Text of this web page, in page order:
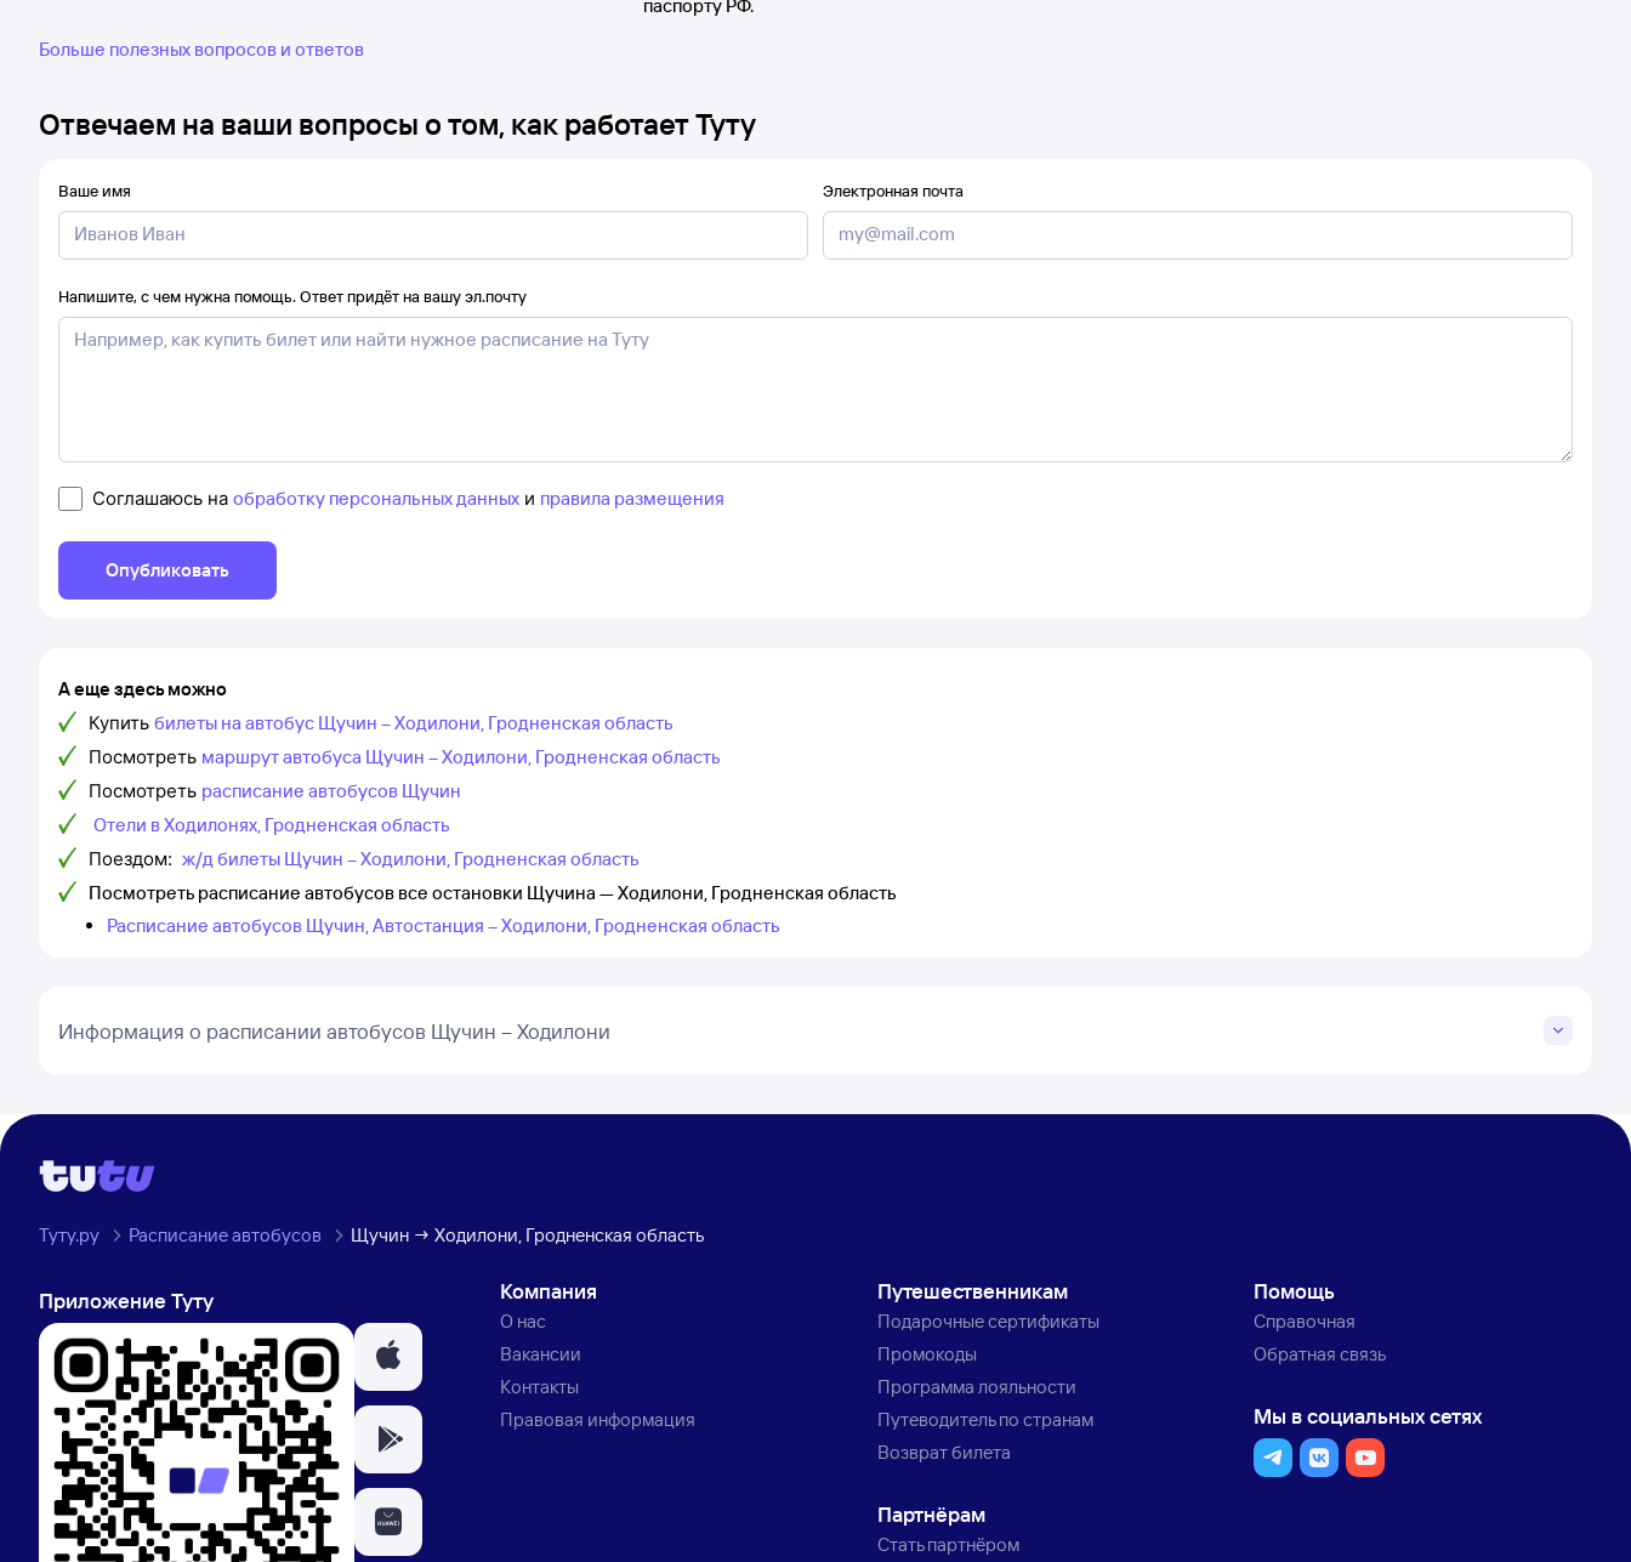
паспорту РФ.
Больше полезных вопросов и ответов
Отвечаем на ваши вопросы о том, как работает Туту
Ваше имя Электронная почта
Напишите, с чем нужна помощь. Ответ придёт на вашу эл.почту
Соглашаюсь на обработку персональных данных и правила размещения
Опубликовать
А еще здесь можно
Купить билеты на автобус Щучин – Ходилони, Гродненская область
Посмотреть маршрут автобуса Щучин – Ходилони, Гродненская область
Посмотреть расписание автобусов Щучин
Отели в Ходилонях, Гродненская область
Поездом: ж/д билеты Щучин – Ходилони, Гродненская область
Посмотреть расписание автобусов все остановки Щучина — Ходилони, Гродненская область
Расписание автобусов Щучин, Автостанция – Ходилони, Гродненская область
Информация о расписании автобусов Щучин – Ходилони
Туту.ру Расписание автобусов Щучин → Ходилони, Гродненская область
Приложение Туту Компания
О нас
Вакансии
Контакты
Правовая информация
Путешественникам
Подарочные сертификаты
Промокоды
Программа лояльности
Путеводитель по странам
Возврат билета
Партнёрам
Стать партнёром
Помощь
Справочная
Обратная связь
Мы в социальных сетях